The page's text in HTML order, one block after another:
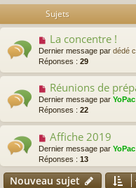
Sujets
La concentre !
Dernier message par dédé
Réponses : 29
Réunions de
Dernier message par YoPac
Réponses : 22
Affiche 2019
Dernier message par YoPac
Réponses : 13
Nouveau sujet